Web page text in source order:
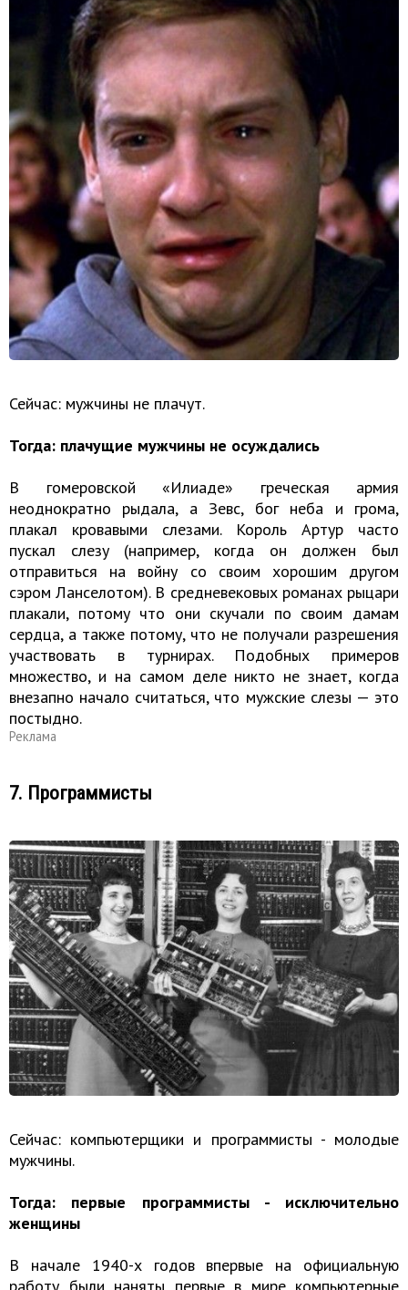
Сейчас: мужчины не плачут.
Тогда: плачущие мужчины не осуждались
В гомеровской «Илиаде» греческая армия
неоднократно рыдала, а Зевс, бог неба и грома,
плакал кровавыми слезами. Король Артур часто
пускал слезу (например, когда он должен был
отправиться на войну со своим хорошим другом
сэром Ланселотом). В средневековых романах рыцари
плакали, потому что они скучали по своим дамам
сердца, а также потому, что не получали разрешения
участвовать в турнирах. Подобных примеров
множество, и на самом деле никто не знает, когда
внезапно начало считаться, что мужские слезы — это
постыдно.
Реклама
7. Программисты
Сейчас: компьютерщики и программисты - молодые
мужчины.
Тогда: первые программисты - исключительно
женщины
В начале 1940-х годов впервые на официальную
работу были наняты первые в мире компьютерные